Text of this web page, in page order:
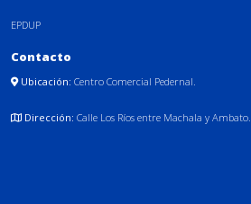
EPDUP
Contacto
Ubicación: Centro Comercial Pedernal.
Dirección: Calle Los Ríos entre Machala y Ambato.